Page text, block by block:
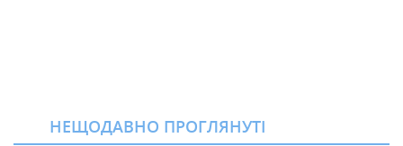
НЕЩОДАВНО ПРОГЛЯНУТІ